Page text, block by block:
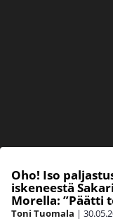
Oho! Iso
iskeneestä
Morella: ”Päätti
Toni Tuomala |